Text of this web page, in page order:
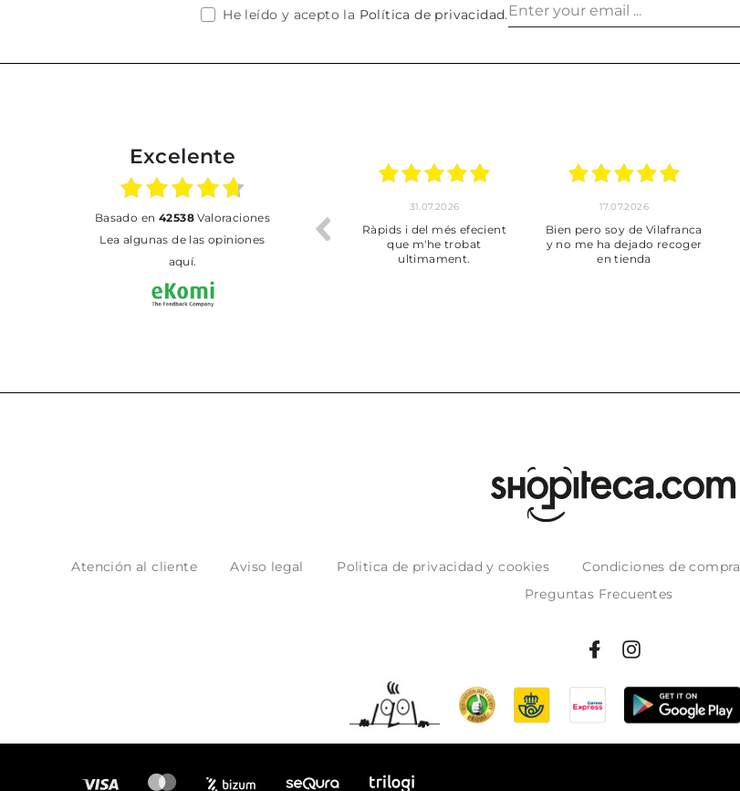
He leído y acepto la Política de privacidad.
Excelente
basado en 42538Valoraciones
Lea algunas de las opiniones
aquí.
30.06.2026
Tot perfecte
24.06.2026
***
Atención al cliente Aviso legal Politica de privacidad y cookies Condiciones de compra
Preguntas Frecuentes